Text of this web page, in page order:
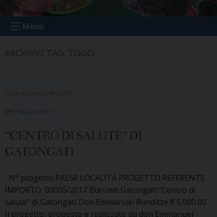
Menu
COSA FACCIAMO PROGETTI
9 MAGGIO 2017
“CENTRO DI SALUTE” DI
GATONGATI
N° progetto PAESE LOCALITÁ PROGETTO REFERENTE
IMPORTO 00005/2017 Burundi Gatongati “Centro di
salute” di Gatongati Don Emmanuel Runditze € 5.000,00
Il progetto, proposto e realizzato da don Emmanuel